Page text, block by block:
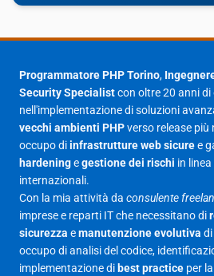
Programmatore PHP Torino,
Security Specialistcon oltre 20 anni di
nell'implementazione di soluzioni
vecchi ambienti PHPverso release più
occupo diinfrastrutture web sicuree
hardeningegestione dei rischi in
internazionali.
Con la mia attività da consulente
imprese e reparti IT che necessitano di
sicurezza emanutenzione evolutiva
occupo di analisi del codice,
implementazione di best practice per